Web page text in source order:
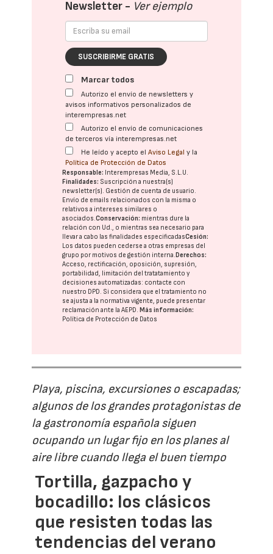
Newsletter - Ver ejemplo
SUSCRIBIRME GRATIS
Marcar todos
Autorizo el envío de newsletters y
avisos informativos personalizados de
interempresas.net
Autorizo el envío de comunicaciones
de terceros vía interempresas.net
He leído y acepto elAviso Legal y la
Política de Protección de Datos
Responsable: Interempresas Media, S.L.U.
Finalidades: Suscripción a nuestra(s)
newsletter(s). Gestión de cuenta de usuario.
Envío de emails relacionados con la misma o
relativos a intereses similares o
asociados.Conservación: mientras dure la
relación con Ud., o mientras sea necesario para
llevar a cabo las finalidades especificadasCesión:
Los datos pueden cederse a otras empresas del
grupo por motivos de gestión interna.Derechos:
Acceso, rectificación, oposición, supresión,
portabilidad, limitación del tratatamiento y
decisiones automatizadas: contacte con
nuestro DPD. Si considera que el tratamiento no
se ajusta a la normativa vigente, puede presentar
reclamación ante laAEPD.Más información:
Política de Protección de Datos
Playa, piscina, excursiones o escapadas;
algunos de los grandes protagonistas de
la gastronomía española siguen
ocupando un lugar fijo en los planes al
aire libre cuando llega el buen tiempo
Tortilla, gazpacho y
bocadillo: los clásicos
que resisten todas las
tendencias del verano